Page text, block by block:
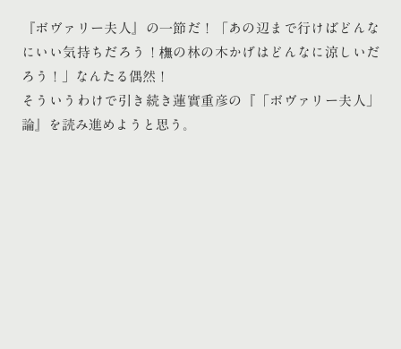
『ボヴァリー夫人』の一節だ！「あの辺まで行けばどんな
にいい気持ちだろう！橅の林の木かげはどんなに涼しいだ
ろう！」なんたる偶然！
そういうわけで引き続き蓮實重彦の『「ボヴァリー夫人」
論』を読み進めようと思う。